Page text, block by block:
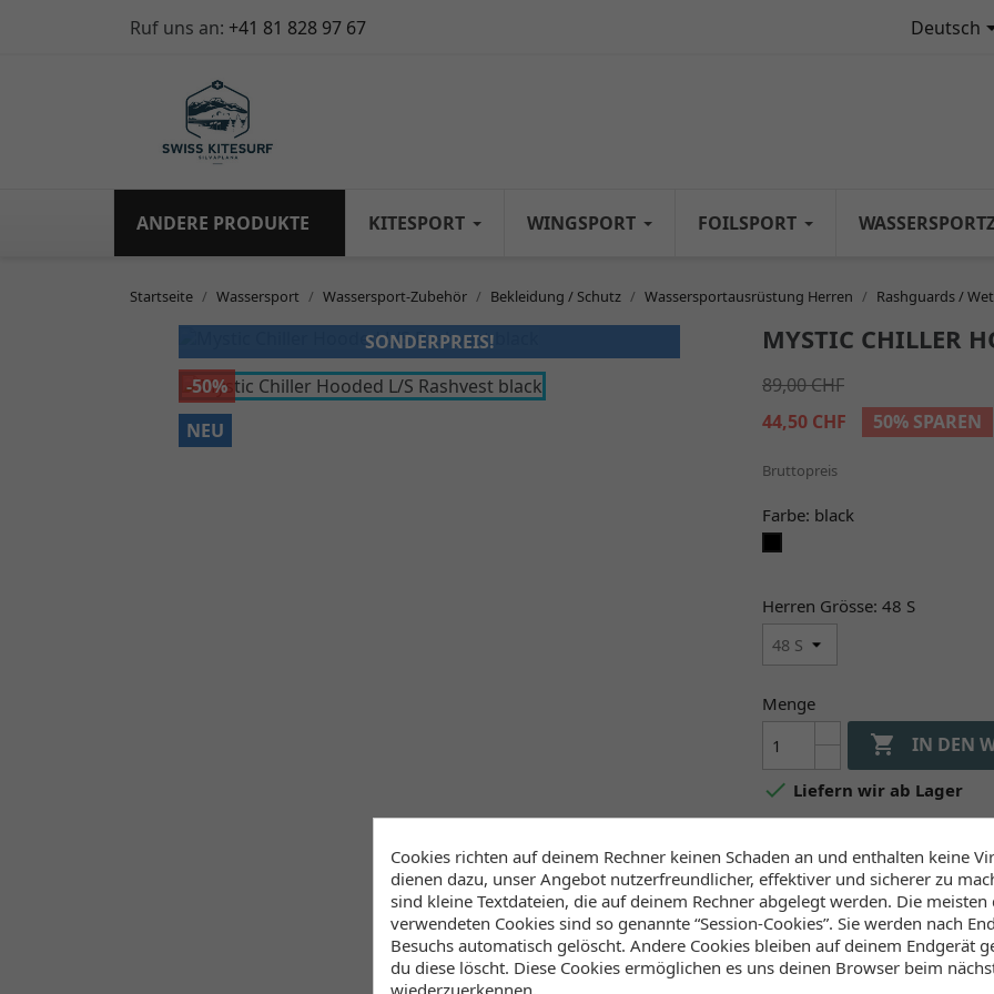
Ruf uns an: +41 81 828 97 67 Deutsch
ANDERE PRODUKTE KITESPORT WINGSPORT FOILSPORT
Startseite Wassersport Wassersport-Zubehör Bekleidung / Schutz Wassersportausrüstung Herren Rashguards /
SONDERPREIS!
-50%
NEU
MYSTIC CHILLER
89,00 CHF
44,50 CHF
50% SPAREN
Bruttopreis
Farbe: black
Herren Grösse: 48 S
Menge
 IN DEN
 Liefern wir ab Lager
Verfügbarkeit (Lager,
Lager Wind&Snow
an Lager:
2-4 Werktage
Cookies richten auf deinem Rechner keinen Schaden an und enthalten keine
dienen dazu, unser Angebot nutzerfreundlicher, effektiver und sicherer zu
sind kleine Textdateien, die auf deinem Rechner abgelegt werden. Die
verwendeten Cookies sind so genannte “Session-Cookies”. Sie werden nach
Besuchs automatisch gelöscht. Andere Cookies bleiben auf deinem Endgerät
du diese löscht. Diese Cookies ermöglichen es uns deinen Browser beim
wiederzuerkennen.